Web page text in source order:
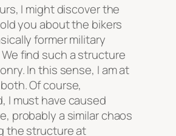
I might discover the
you about the bikers
former military
find such a structure
In this sense, I am at
Of course,
I must have caused
probably a similar chaos
the structure at